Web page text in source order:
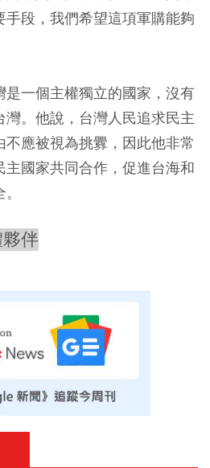
段，我們希望這項軍購能夠
一個主權獨立的國家，沒有
。他說，台灣人民追求民主
不應被視為挑釁，因此他非常
國家共同合作，促進台海和
伴